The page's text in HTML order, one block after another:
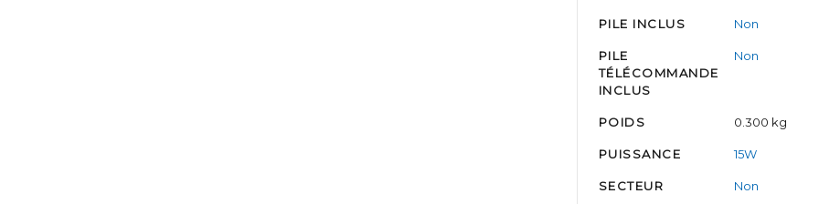
PILE INCLUS Non
PILE
TÉLÉCOMMANDE
INCLUS
Non
POIDS 0.300 kg
PUISSANCE 15W
SECTEUR Non